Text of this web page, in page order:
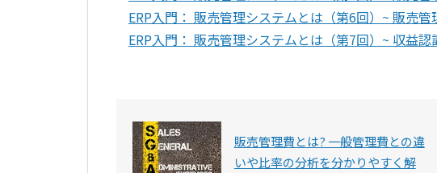
ERP入門： 販売管理システムとは（第6回）~ 販売
ERP入門： 販売管理システムとは（第7回）~ 収益認
販売管理費とは? 一般管理費との違
いや比率の分析を分かりやすく解